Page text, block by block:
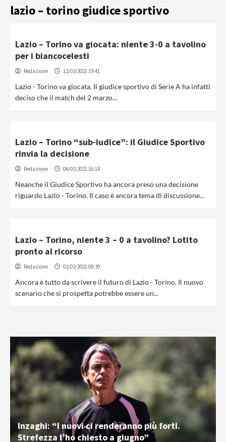
lazio – torino giudice sportivo
Lazio – Torino va giocata: niente 3-0 a tavolino
per i biancocelesti
Redazione 12/03/2021 19:41
Lazio - Torino va giocata. Il giudice sportivo di Serie A ha infatti
deciso che il match del 2 marzo...
Lazio – Torino “sub-iudice”: il Giudice Sportivo
rinvia la decisione
Redazione 04/03/2021 16:14
Neanche il Giudice Sportivo ha ancora preso una decisione
riguardo Lazio - Torino. Il caso è ancora tema di discussione...
Lazio – Torino, niente 3 – 0 a tavolino? Lotito
pronto al ricorso
Redazione 03/03/2021 09:39
Ancora è tutto da scrivere il futuro di Lazio - Torino. Il nuovo
scenario che si prospetta potrebbe essere un...
Inzaghi: “I nuovi ci renderanno più forti.
Strefezza l’ho chiesto a giugno”